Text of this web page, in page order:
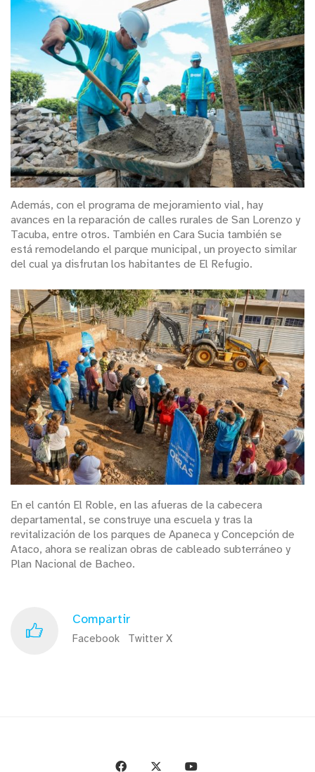
Además, con el programa de mejoramiento vial, hay
avances en la reparación de calles rurales de San Lorenzo y
Tacuba, entre otros. También en Cara Sucia también se
está remodelando el parque municipal, un proyecto similar
del cual ya disfrutan los habitantes de El Refugio.
En el cantón El Roble, en las afueras de la cabecera
departamental, se construye una escuela y tras la
revitalización de los parques de Apaneca y Concepción de
Ataco, ahora se realizan obras de cableado subterráneo y
Plan Nacional de Bacheo.
Compartir
Facebook Twitter X